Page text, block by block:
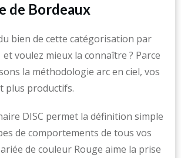
de Bordeaux
bien de cette catégorisation par
voulez mieux la connaître ? Parce
la méthodologie arc en ciel, vos
plus productifs.
DISC permet la définition simple
de comportements de tous vos
de couleur Rouge aime la prise